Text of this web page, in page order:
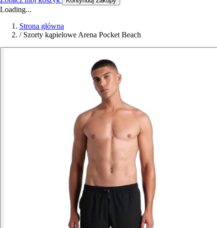
Loading...
Strona główna
/ Szorty kąpielowe Arena Pocket Beach